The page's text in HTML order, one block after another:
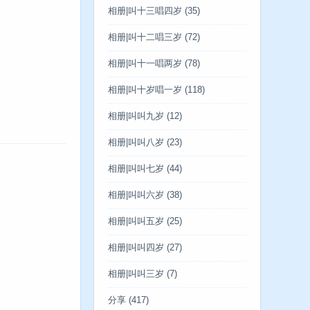
相册|叫十三唱四岁 (35)
相册|叫十二唱三岁 (72)
相册|叫十一唱两岁 (78)
相册|叫十岁唱一岁 (118)
相册|叫叫九岁 (12)
相册|叫叫八岁 (23)
相册|叫叫七岁 (44)
相册|叫叫六岁 (38)
相册|叫叫五岁 (25)
相册|叫叫四岁 (27)
相册|叫叫三岁 (7)
分享 (417)